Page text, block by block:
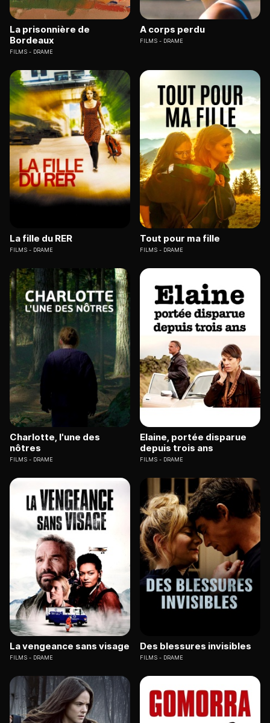
La prisonnière de
Bordeaux
FILMS DRAME
A corps perdu
FILMS DRAME
La fille du RER
FILMS DRAME
Tout pour ma fille
FILMS DRAME
Charlotte, l'une des
nôtres
FILMS DRAME
Elaine, portée disparue
depuis trois ans
FILMS DRAME
La vengeance sans visage
FILMS DRAME
Des blessures invisibles
FILMS DRAME